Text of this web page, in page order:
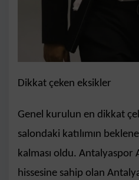
Dikkat çeken eksikler
Genel kurulun en dikkat
salondaki katılımın
kalması oldu. Antalyaspor
hissesine sahip olan